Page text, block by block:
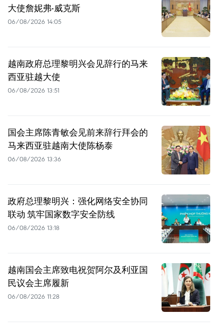
大使詹妮弗·威克斯
06/08/2026 14:05
越南政府总理黎明兴会见辞行的马来
西亚驻越大使
06/08/2026 13:51
国会主席陈青敏会见前来辞行拜会的
马来西亚驻越南大使陈杨泰
06/08/2026 13:36
政府总理黎明兴：强化网络安全协同
联动 筑牢国家数字安全防线
06/08/2026 13:18
越南国会主席致电祝贺阿尔及利亚国
民议会主席履新
06/08/2026 11:28